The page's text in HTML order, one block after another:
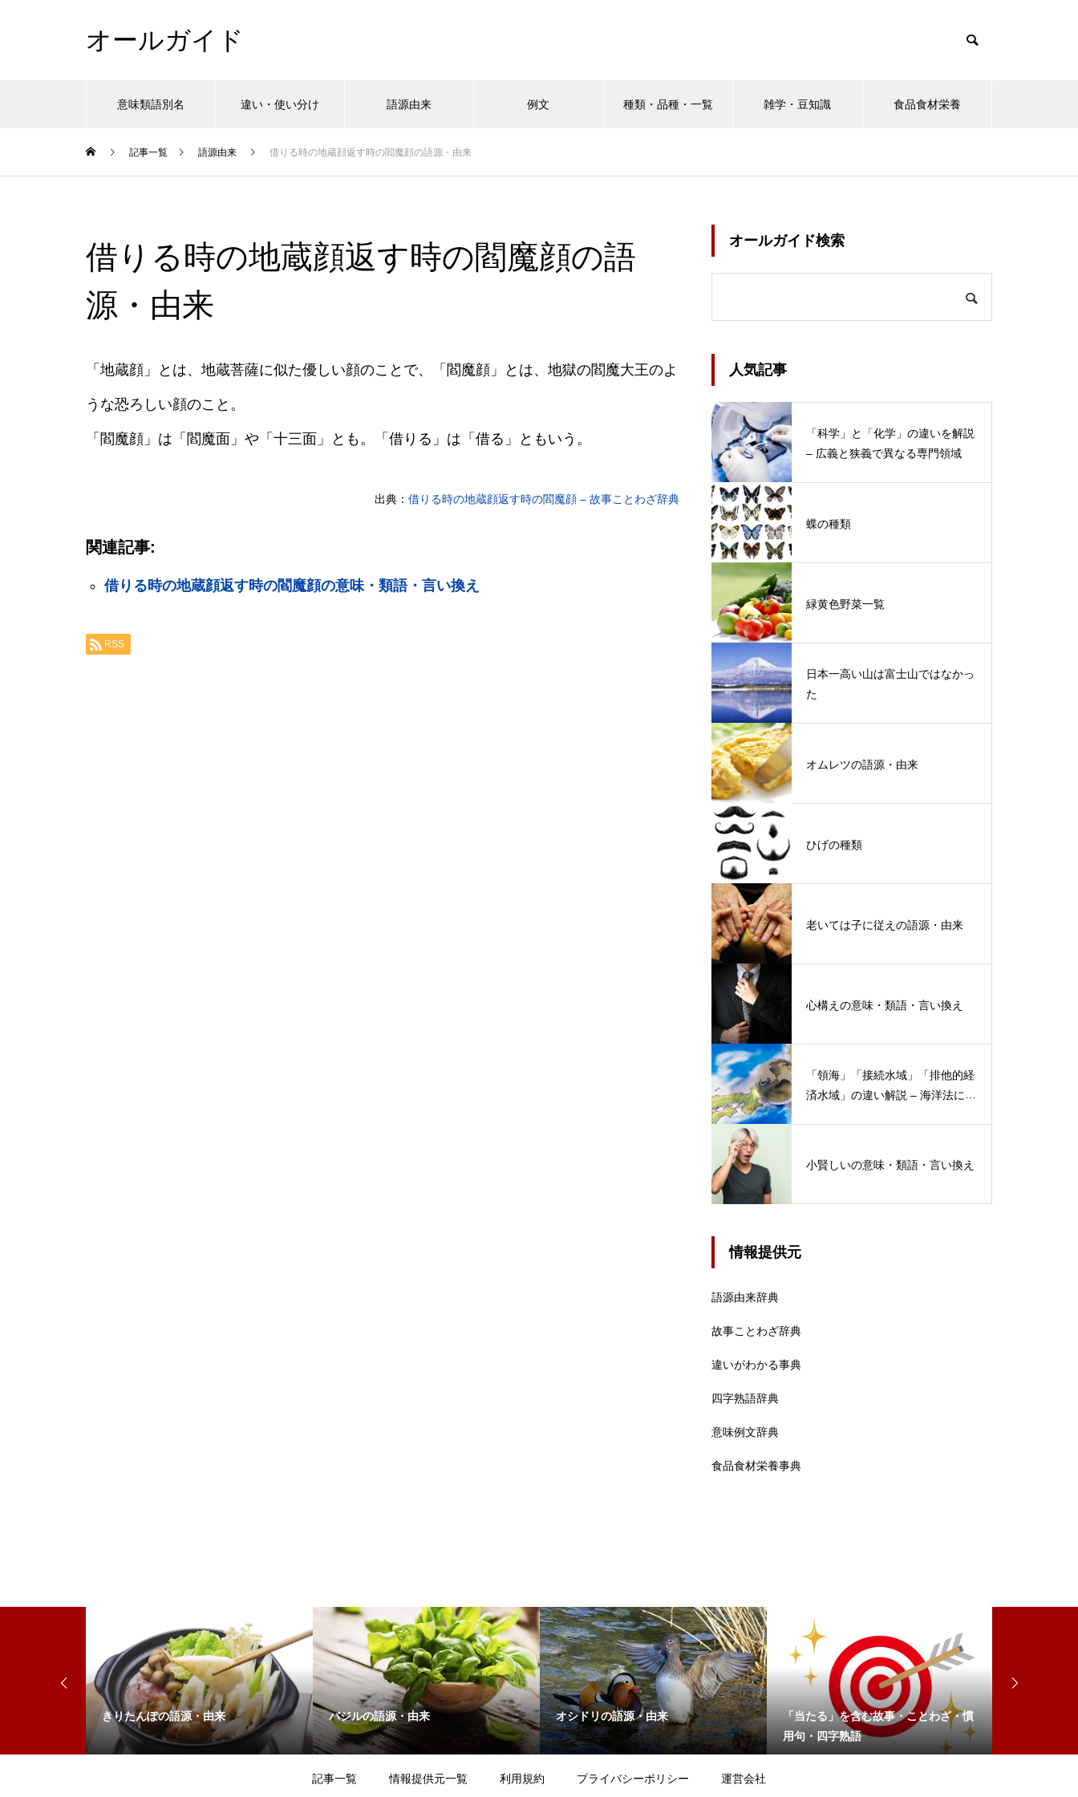
オールガイド
意味類語別名 違い・使い分け 語源由来 例文 種類・品種・一覧 雑学・豆知識 食品食材栄養
記事一覧 語源由来 借りる時の地蔵顔返す時の閻魔顔の語源・由来
借りる時の地蔵顔返す時の閻魔顔の語
源・由来
「地蔵顔」とは、地蔵菩薩に似た優しい顔のことで、「閻魔顔」とは、地獄の閻魔大王のよ
うな恐ろしい顔のこと。
「閻魔顔」は「閻魔面」や「十三面」とも。「借りる」は「借る」ともいう。
出典： 借りる時の地蔵顔返す時の閻魔顔 – 故事ことわざ辞典
関連記事:
借りる時の地蔵顔返す時の閻魔顔の意味・類語・言い換え
RSS
オールガイド検索
人気記事
「科学」と「化学」の違いを解説
– 広義と狭義で異なる専門領域
蝶の種類
緑黄色野菜一覧
日本一高い山は富士山ではなかっ
た
オムレツの語源・由来
ひげの種類
老いては子に従えの語源・由来
心構えの意味・類語・言い換え
「領海」「接続水域」「排他的経
済水域」の違い解説 – 海洋法にお
小賢しいの意味・類語・言い換え
情報提供元
語源由来辞典
故事ことわざ辞典
違いがわかる事典
四字熟語辞典
意味例文辞典
食品食材栄養事典
きりたんぽの語源・由来 バジルの語源・由来 オシドリの語源・由来
「当たる」を含む故事・ことわざ・慣
用句・四字熟語
記事一覧 情報提供元一覧 利用規約 プライバシーポリシー 運営会社